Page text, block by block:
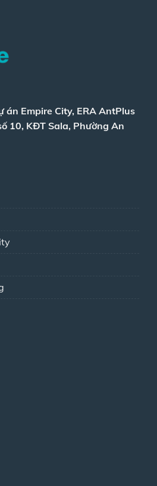
án Empire City, ERA AntPlus
10, KĐT Sala, Phường An